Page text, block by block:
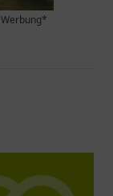
Werbung*